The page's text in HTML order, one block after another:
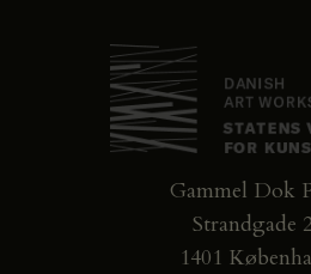
Gammel Dok
Strandgade
1401